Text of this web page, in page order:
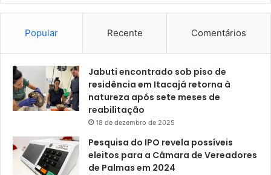
Popular Recente Comentários
Jabuti encontrado sob piso de
residência em Itacajá retorna à
natureza após sete meses de
reabilitação
18 de dezembro de 2025
Pesquisa do IPO revela possíveis
eleitos para a Câmara de Vereadores
de Palmas em 2024